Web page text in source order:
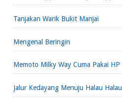
Tanjakan Warik Bukit Manjai
Mengenal Beringin
Memoto Milky Way Cuma Pakai HP
Jalur Kedayang Menuju Halau Halau